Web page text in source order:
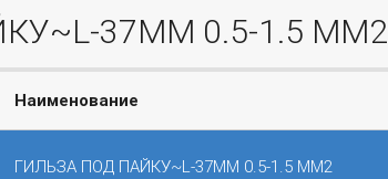
37ММ 0.5-1.5 ММ2
Наименование
ГИЛЬЗА ПОД ПАЙКУ~L-37ММ 0.5-1.5 ММ2